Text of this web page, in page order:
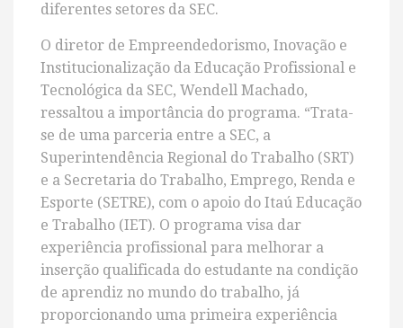
diferentes setores da SEC.
O diretor de Empreendedorismo, Inovação e
Institucionalização da Educação Profissional e
Tecnológica da SEC, Wendell Machado,
ressaltou a importância do programa. “Trata-
se de uma parceria entre a SEC, a
Superintendência Regional do Trabalho (SRT)
e a Secretaria do Trabalho, Emprego, Renda e
Esporte (SETRE), com o apoio do Itaú Educação
e Trabalho (IET). O programa visa dar
experiência profissional para melhorar a
inserção qualificada do estudante na condição
de aprendiz no mundo do trabalho, já
proporcionando uma primeira experiência